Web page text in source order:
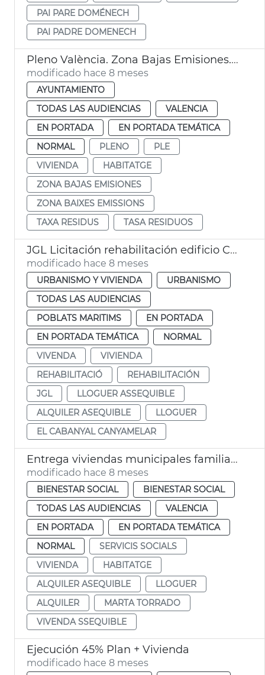
PAI PARE DOMÉNECH
PAI PADRE DOMENECH
Pleno València. Zona Bajas Emisiones. Tasa de basuras. Precio vivienda.
modificado hace 8 meses
AYUNTAMIENTO
TODAS LAS AUDIENCIAS
VALENCIA
EN PORTADA
EN PORTADA TEMÁTICA
NORMAL
PLENO
PLE
VIVIENDA
HABITATGE
ZONA BAJAS EMISIONES
ZONA BAIXES EMISSIONS
TAXA RESIDUS
TASA RESIDUOS
JGL Licitación rehabilitación edificio Cabañal alquiler asequible València
modificado hace 8 meses
URBANISMO Y VIVIENDA
URBANISMO
TODAS LAS AUDIENCIAS
POBLATS MARITIMS
EN PORTADA
EN PORTADA TEMÁTICA
NORMAL
VIVENDA
VIVIENDA
REHABILITACIÓ
REHABILITACIÓN
JGL
LLOGUER ASSEQUIBLE
ALQUILER ASEQUIBLE
LLOGUER
EL CABANYAL CANYAMELAR
Entrega viviendas municipales familias vulnerables
modificado hace 8 meses
BIENESTAR SOCIAL
BIENESTAR SOCIAL
TODAS LAS AUDIENCIAS
VALENCIA
EN PORTADA
EN PORTADA TEMÁTICA
NORMAL
SERVICIS SOCIALS
VIVIENDA
HABITATGE
ALQUILER ASEQUIBLE
LLOGUER
ALQUILER
MARTA TORRADO
VIVENDA SSEQUIBLE
Ejecución 45% Plan + Vivienda
modificado hace 8 meses